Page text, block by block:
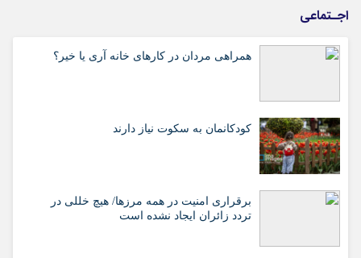
اجـتماعی
همراهی مردان در کارهای خانه آری یا خیر؟
کودکانمان به سکوت نیاز دارند
برقراری امنیت در همه مرزها/ هیچ‌ خللی در
تردد زائران ایجاد نشده است